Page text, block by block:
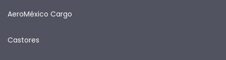
AeroMéxico Cargo
Castores